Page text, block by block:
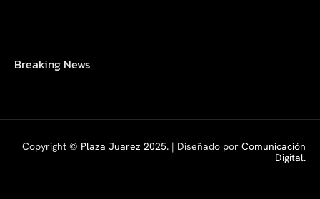
Breaking News
Copyright © Plaza Juarez 2025. | Diseñado por Comunicación
Digital.